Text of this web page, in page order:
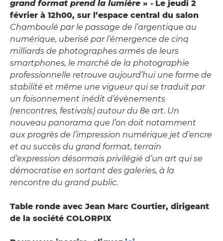
grand format prend la lumière » - Le jeudi 2
février à 12h00, sur l’espace central du salon
Chamboulé par le passage de l’argentique au
numérique, uberisé par l’émergence de cinq
milliards de photographes armés de leurs
smartphones, le marché de la photographie
professionnelle retrouve aujourd’hui une forme de
stabilité et même une vigueur qui se traduit par
un foisonnement inédit d’évènements
(rencontres, festivals) autour du 8e art. Un
nouveau panorama que l’on doit notamment
aux progrès de l’impression numérique jet d’encre
et au succès du grand format, terrain
d’expression désormais privilégié d’un art qui se
démocratise en sortant des galeries, à la
rencontre du grand public.
Table ronde avec Jean Marc Courtier, dirigeant
de la société COLORPIX